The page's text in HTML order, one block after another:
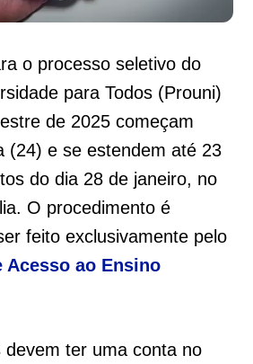
o processo seletivo do
para Todos (Prouni)
de 2025 começam
(24) e se estendem até 23
do dia 28 de janeiro, no
O procedimento é
feito exclusivamente pelo
Acesso ao Ensino
devem ter uma conta no